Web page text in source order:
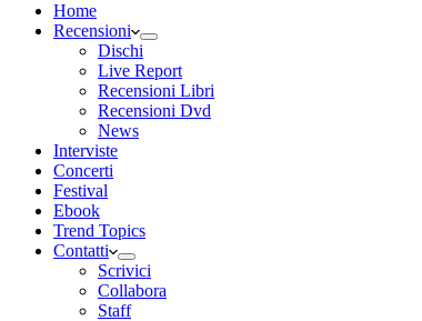
Home
Recensioni
Dischi
Live Report
Recensioni Libri
Recensioni Dvd
News
Interviste
Concerti
Festival
Ebook
Trend Topics
Contatti
Scrivici
Collabora
Staff